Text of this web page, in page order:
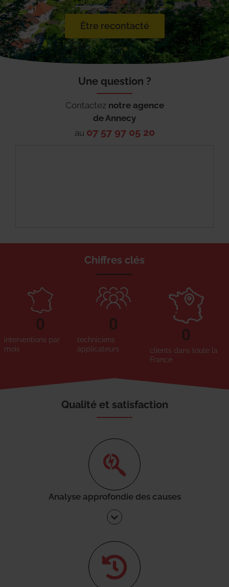
Être recontacté
Une question ?
Contactez notre agence
deAnnecy
au 07 57 97 05 20
Chiffres clés
interventions par
mois
0
techniciens
applicateurs
0
clients dans toute la
France
0
Qualité et satisfaction
Analyse approfondie des causes